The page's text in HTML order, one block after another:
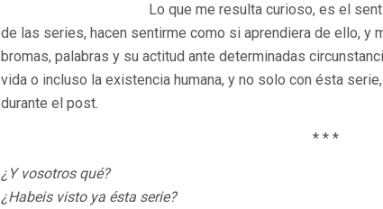
Lo que me resulta curioso, es el
de las series, hacen sentirme como si aprendiera de ello, y
bromas, palabras y su actitud ante determinadas
vida o incluso la existencia humana, y no solo con ésta
durante el post.
* * *
¿Y vosotros qué?
¿Habeis visto ya ésta serie?